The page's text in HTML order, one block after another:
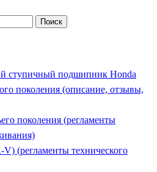
ступичный подшипник Honda
поколения (описание, отзывы,
поколения (регламенты
(регламенты технического